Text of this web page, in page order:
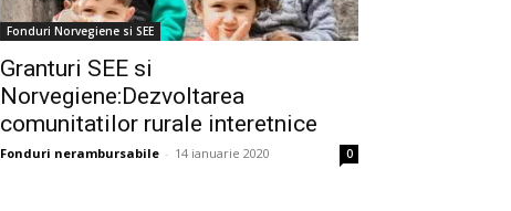
Fonduri Norvegiene si SEE
Granturi SEE si
Norvegiene:Dezvoltarea
comunitatilor rurale interetnice
Fonduri nerambursabile - 14 ianuarie 2020 0